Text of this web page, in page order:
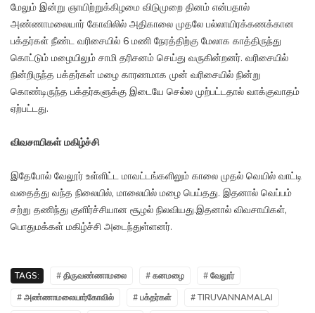
மேலும் இன்று ஞாயிற்றுக்கிழமை விடுமுறை தினம் என்பதால்
அண்ணாமலையார் கோவிலில் அதிகாலை முதலே பல்லாயிரக்கணக்கான
பக்தர்கள் நீண்ட வரிசையில் 6 மணி நேரத்திற்கு மேலாக காத்திருந்து
கொட்டும் மழையிலும் சாமி தரிசனம் செய்து வருகின்றனர். வரிசையில்
நின்றிருந்த பக்தர்கள் மழை காரணமாக முன் வரிசையில் நின்று
கொண்டிருந்த பக்தர்களுக்கு இடையே செல்ல முற்பட்டதால் வாக்குவாதம்
ஏற்பட்டது.
விவசாயிகள் மகிழ்ச்சி
இதேபோல் வேலூர் உள்ளிட்ட மாவட்டங்களிலும் காலை முதல் வெயில் வாட்டி
வதைத்து வந்த நிலையில், மாலையில் மழை பெய்தது. இதனால் வெப்பம்
சற்று தணிந்து குளிர்ச்சியான சூழல் நிலவியது.இதனால் விவசாயிகள்,
பொதுமக்கள் மகிழ்ச்சி அடைந்துள்ளனர்.
TAGS: # திருவண்ணாமலை # கனமழை
# வேலூர்
# அண்ணாமலையார்கோவில்
# பக்தர்கள்
# TIRUVANNAMALAI